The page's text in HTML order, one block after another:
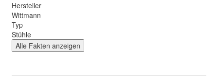
Hersteller
Wittmann
Typ
Stühle
Alle Fakten anzeigen